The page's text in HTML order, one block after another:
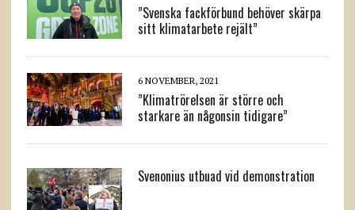
”Svenska fackförbund behöver skärpa
sitt klimatarbete rejält”
6 NOVEMBER, 2021
”Klimatrörelsen är större och
starkare än någonsin tidigare”
Svenonius utbuad vid demonstration